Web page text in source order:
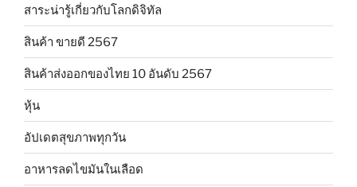
สาระน่ารู้เกี่ยวกับโลกดิจิทัล
สินค้า ขายดี 2567
สินค้าส่งออกของไทย 10 อันดับ 2567
หุ้น
อัปเดตสุขภาพทุกวัน
อาหารลดไขมันในเลือด